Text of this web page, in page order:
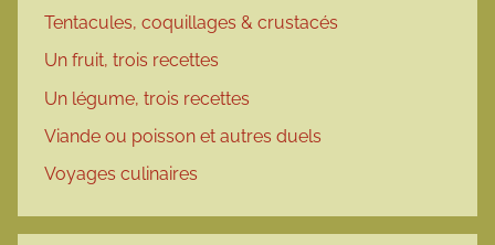
Tentacules, coquillages & crustacés
Un fruit, trois recettes
Un légume, trois recettes
Viande ou poisson et autres duels
Voyages culinaires